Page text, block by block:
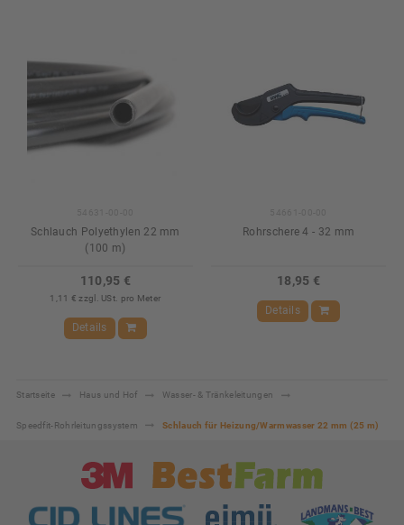
Schlauch Polyethylen 22 mm
(100 m)
110,95 €
1,11 € zzgl. USt. pro Meter
Details
Rohrschere 4 - 32 mm
18,95 €
Details
Startseite Haus und Hof Wasser- & Tränkeleitungen
Speedfit-Rohrleitungssystem Schlauch für Heizung/Warmwasser 22 mm (25 m)